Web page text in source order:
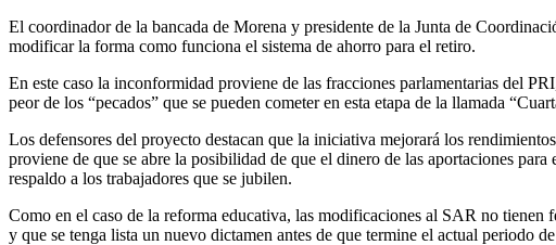
El coordinador de la bancada de Morena y presidente de la Junta de
modificar la forma como funciona el sistema de ahorro para el retiro.
En este caso la inconformidad proviene de las fracciones parlamentarias del
peor de los “pecados” que se pueden cometer en esta etapa de la llamada
Los defensores del proyecto destacan que la iniciativa mejorará los
proviene de que se abre la posibilidad de que el dinero de las aportaciones
respaldo a los trabajadores que se jubilen.
Como en el caso de la reforma educativa, las modificaciones al SAR no tienen
y que se tenga lista un nuevo dictamen antes de que termine el actual periodo